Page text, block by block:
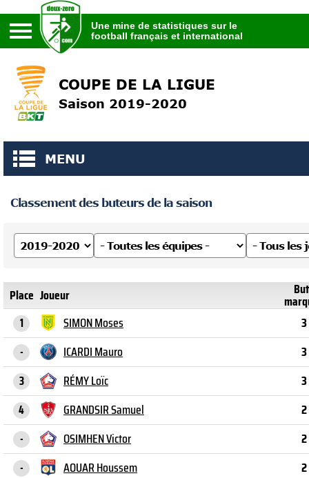
football français et international
Une mine de statistiques sur le
football français et international
COUPE DE LA LIGUE
Saison 2019-2020
MENU
Classement des buteurs de la saison
Place Joueur
1 SIMON Moses
- ICARDI Mauro
3 RÉMY Loïc
4 GRANDSIR Samuel
- OSIMHEN Victor
- AOUAR Houssem
3
3
3
2
2
2